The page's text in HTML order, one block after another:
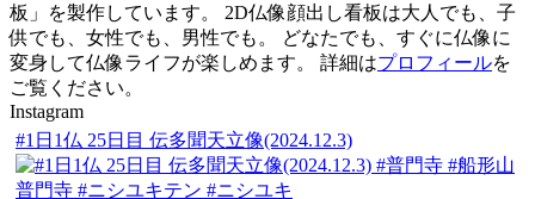
板」を製作しています。 2D仏像顔出し看板は大人でも、子
供でも、女性でも、男性でも。 どなたでも、すぐに仏像に
変身して仏像ライフが楽しめます。 詳細はプロフィールを
ご覧ください。
Instagram
#1日1仏 25日目 伝多聞天立像(2024.12.3)